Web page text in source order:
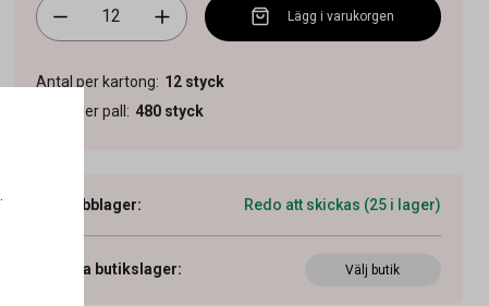
Lägg i varukorgen
Antal per kartong: 12 styck
Antal per pall : 480 styck
Webblager: Redo att skickas (25 i lager)
Visa butikslager: Välj butik